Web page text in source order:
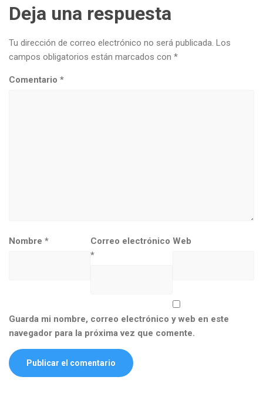
Deja una respuesta
Tu dirección de correo electrónico no será publicada. Los
campos obligatorios están marcados con *
Comentario *
Nombre *
Correo electrónico
*
Web
Guarda mi nombre, correo electrónico y web en este
navegador para la próxima vez que comente.